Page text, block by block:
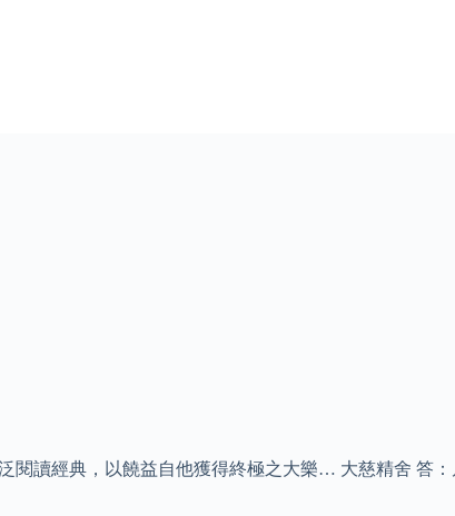
閱讀經典，以饒益自他獲得終極之大樂… 大慈精舍 答